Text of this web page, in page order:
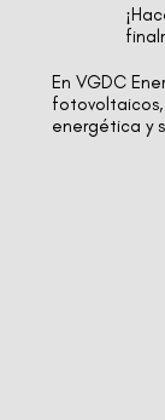
En VGDC
energética y